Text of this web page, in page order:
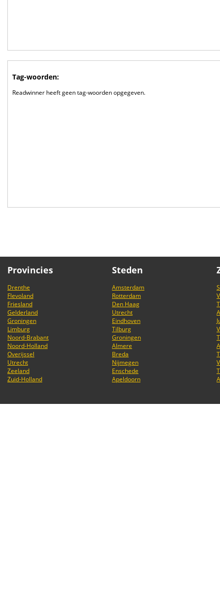
Tag-woorden:
Readwinner heeft geen tag-woorden opgegeven.
Provincies
Drenthe
Flevoland
Friesland
Gelderland
Groningen
Limburg
Noord-Brabant
Noord-Holland
Overijssel
Utrecht
Zeeland
Zuid-Holland
Steden
Amsterdam
Rotterdam
Den Haag
Utrecht
Eindhoven
Tilburg
Groningen
Almere
Breda
Nijmegen
Enschede
Apeldoorn